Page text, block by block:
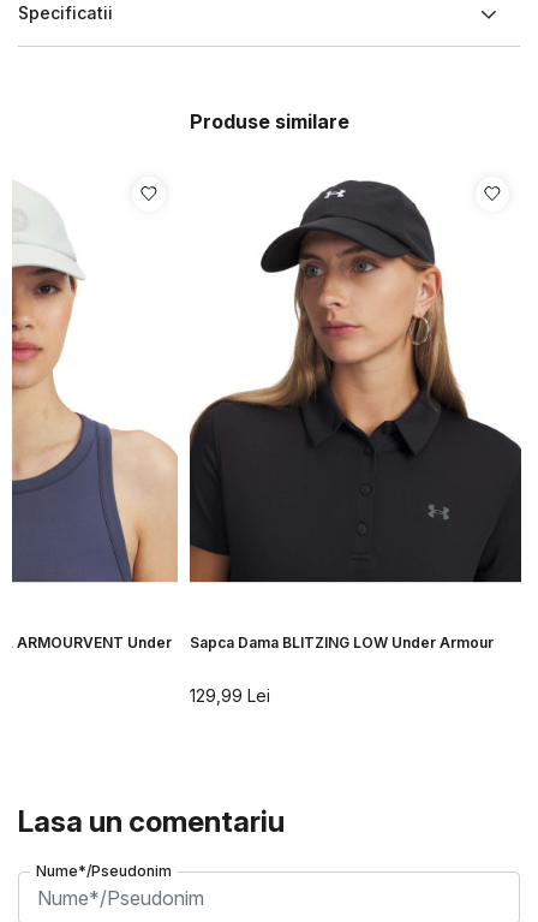
Specificatii
Produse similare
ARMOURVENT Under Sapca Dama BLITZING LOW Under Armour
129,99 Lei
Lasa un comentariu
Nume*/Pseudonim